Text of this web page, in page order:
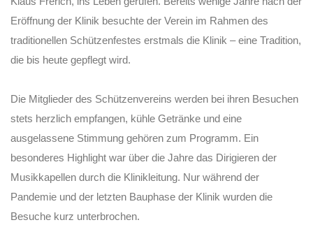
Eröffnung der Klinik besuchte der Verein im Rahmen des
traditionellen Schützenfestes erstmals die Klinik – eine Tradition,
die bis heute gepflegt wird.
Die Mitglieder des Schützenvereins werden bei ihren Besuchen
stets herzlich empfangen, kühle Getränke und eine
ausgelassene Stimmung gehören zum Programm. Ein
besonderes Highlight war über die Jahre das Dirigieren der
Musikkapellen durch die Klinikleitung. Nur während der
Pandemie und der letzten Bauphase der Klinik wurden die
Besuche kurz unterbrochen.